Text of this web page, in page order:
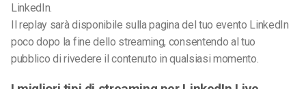
LinkedIn.
Il replay sarà disponibile sulla pagina del tuo evento LinkedIn
poco dopo la fine dello streaming, consentendo al tuo
pubblico di rivedere il contenuto in qualsiasi momento.